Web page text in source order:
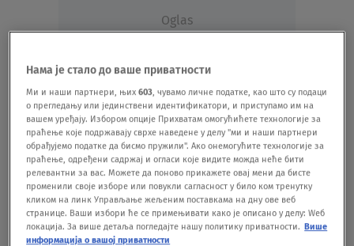
Oglas
Ćao Nevena: BOJANA NOVAKOVIĆ, sve i da
je Majka Tereza na vlasti rudnika neće biti
EMISIJE18.11.25.
Rudnik litijuma u dolini Jadra opet prolazi
ispod radara: Rok za podnošenje žalbi
građana ističe sutra
EMISIJE05.12.24.
Нама је стало до ваше приватности
Ми и наши партнери, њих603, чувамо личне податке, као што су подаци
о прегледању или јединствени идентификатори, и приступамо им на
вашем уређају. Избором опције Прихватам омогућићете технологије за
праћење које подржавају сврхе наведене у делу "ми и наши партнери
обрађујемо податке да бисмо пружили". Ако онемогућите технологије за
праћење, одређени садржај и огласи које видите можда неће бити
релевантни за вас. Можете да поново прикажете овај мени да бисте
променили своје изборе или повукли сагласност у било ком тренутку
кликом на линк Управљање жељеним поставкама на дну ове веб
странице. Ваши избори ће се примењивати како је описано у делу: Wеб
локација. За више детаља погледајте нашу политику приватности. Више
информација о вашој приватности